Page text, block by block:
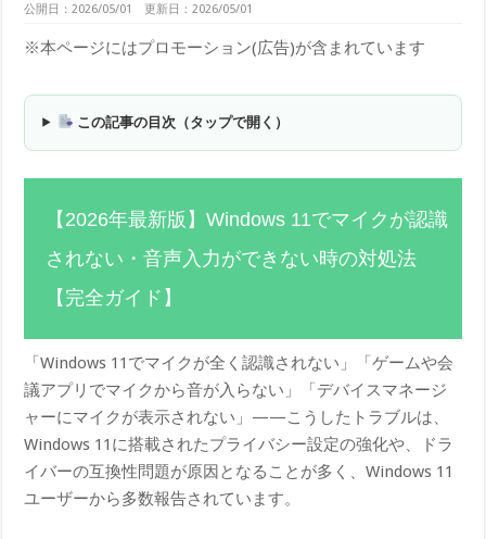
公開日：2026/05/01 更新日：2026/05/01
※本ページにはプロモーション(広告)が含まれています
この記事の目次（タップで開く）
【2026年最新版】Windows 11でマイクが認識
されない・音声入力ができない時の対処法
【完全ガイド】
「Windows 11でマイクが全く認識されない」「ゲームや会
議アプリでマイクから音が入らない」「デバイスマネージ
ャーにマイクが表示されない」——こうしたトラブルは、
Windows 11に搭載されたプライバシー設定の強化や、ドラ
イバーの互換性問題が原因となることが多く、Windows 11
ユーザーから多数報告されています。